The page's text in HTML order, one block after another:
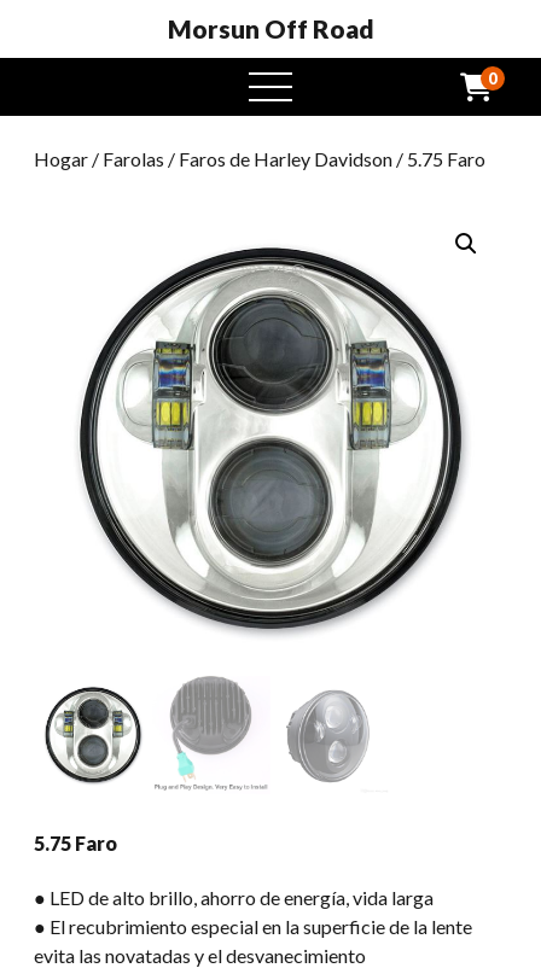
Morsun Off Road
Menú
abierto
0
Hogar / Farolas / Faros de Harley Davidson / 5.75 Faro
5.75 Faro
● LED de alto brillo, ahorro de energía, vida larga
● El recubrimiento especial en la superficie de la lente
evita las novatadas y el desvanecimiento